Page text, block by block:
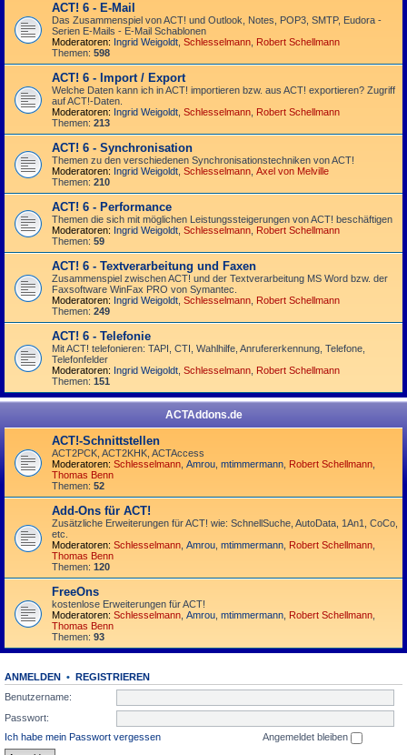
ACT! 6 - E-Mail
Das Zusammen­spiel von ACT! und Outlook, Notes, POP3, SMTP, Eudora -
Serien E-Mails - E-Mail Schablonen
Moderatoren: Ingrid Weigoldt Schlesselmann Robert Schellmann
Themen: 598
ACT! 6 - Import / Export
Welche Daten kann ich in ACT! importieren bzw. aus ACT! exportieren? Zugriff
auf ACT!-Daten.
Moderatoren: Ingrid Weigoldt Schlesselmann Robert Schellmann
Themen: 213
ACT! 6 - Synchro­nisation
Themen zu den verschiedenen Synchro­nisations­­techniken von ACT!
Moderatoren: Ingrid Weigoldt Schlesselmann Axel von Melville
Themen: 210
ACT! 6 - Performance
Themen die sich mit möglichen Leistungssteigerungen von ACT! beschäftigen
Moderatoren: Ingrid Weigoldt Schlesselmann Robert Schellmann
Themen: 59
ACT! 6 - Textverarbeitung und Faxen
Zusammenspiel zwischen ACT! und der Textverarbeitung MS Word bzw. der
Faxsoftware WinFax PRO von Symantec.
Moderatoren: Ingrid Weigoldt Schlesselmann Robert Schellmann
Themen: 249
ACT! 6 - Telefonie
Mit ACT! telefonieren: TAPI, CTI, Wahlhilfe, Anrufererkennung, Telefone,
Telefonfelder
Moderatoren: Ingrid Weigoldt Schlesselmann Robert Schellmann
Themen: 151
ACTAddons.de
ACT!-Schnittstellen
ACT2PCK, ACT2KHK, ACTAccess
Moderatoren: Schlesselmann Amrou mtimmermann Robert Schellmann
Thomas Benn
Themen: 52
Add-Ons für ACT!
Zusätzliche Erweiterungen für ACT! wie: SchnellSuche, AutoData, 1An1, CoCo,
etc.
Moderatoren: Schlesselmann Amrou mtimmermann Robert Schellmann
Thomas Benn
Themen: 120
FreeOns
kostenlose Erweiterungen für ACT!
Moderatoren: Schlesselmann Amrou mtimmermann Robert Schellmann
Thomas Benn
Themen: 93
ANMELDEN • REGISTRIEREN
Benutzername:
Passwort:
Ich habe mein Passwort vergessen
Angemeldet bleiben